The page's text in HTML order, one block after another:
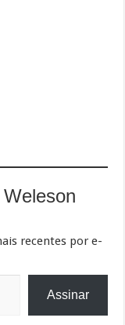
recentes por e-
Assinar